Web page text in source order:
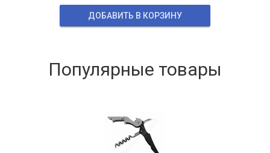
ДОБАВИТЬ В КОРЗИНУ
Популярные товары